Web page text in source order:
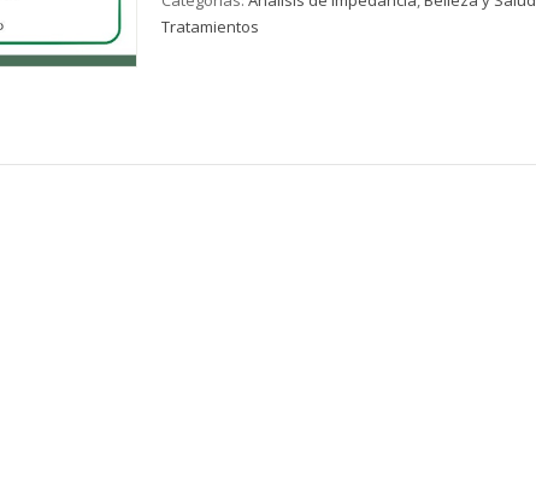
Tratamientos